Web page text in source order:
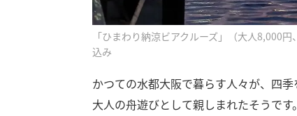
「ひまわり納涼ビアクルーズ」（大人
込み
かつての水都大阪で暮らす人々が、四
大人の舟遊びとして親しまれたそうです。